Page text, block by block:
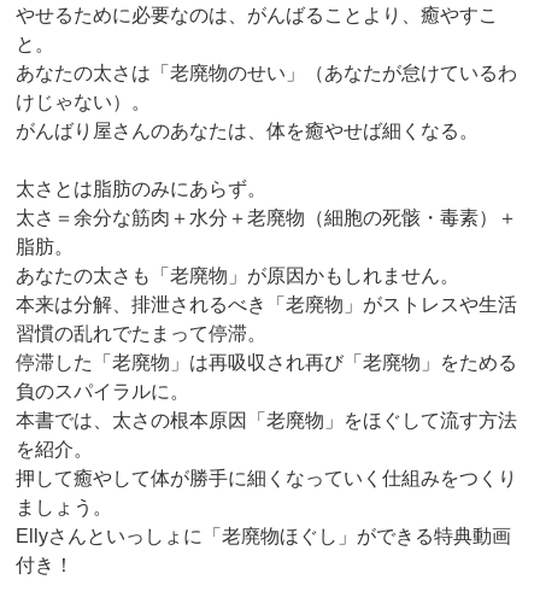
やせるために必要なのは、がんばることより、癒やすこ
と。
あなたの太さは「老廃物のせい」（あなたが怠けているわ
けじゃない）。
がんばり屋さんのあなたは、体を癒やせば細くなる。
太さとは脂肪のみにあらず。
太さ＝余分な筋肉＋水分＋老廃物（細胞の死骸・毒素）＋
脂肪。
あなたの太さも「老廃物」が原因かもしれません。
本来は分解、排泄されるべき「老廃物」がストレスや生活
習慣の乱れでたまって停滞。
停滞した「老廃物」は再吸収され再び「老廃物」をためる
負のスパイラルに。
本書では、太さの根本原因「老廃物」をほぐして流す方法
を紹介。
押して癒やして体が勝手に細くなっていく仕組みをつくり
ましょう。
Ellyさんといっしょに「老廃物ほぐし」ができる特典動画
付き！